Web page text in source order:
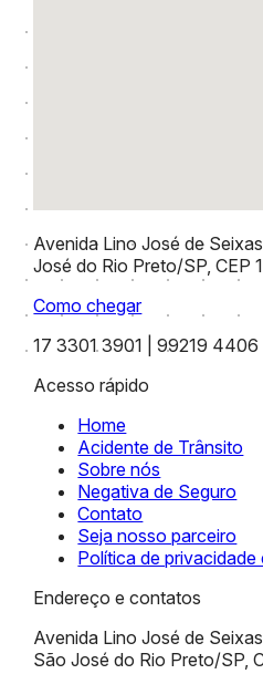
Avenida Lino José de
José do Rio Preto/SP, CEP
Como chegar
17 3301 3901 | 99219
Acesso rápido
Home
Acidente de Trânsito
Sobre nós
Negativa de Seguro
Contato
Seja nosso parceiro
Política de privacidade
Endereço e contatos
Avenida Lino José de
São José do Rio Preto/SP,